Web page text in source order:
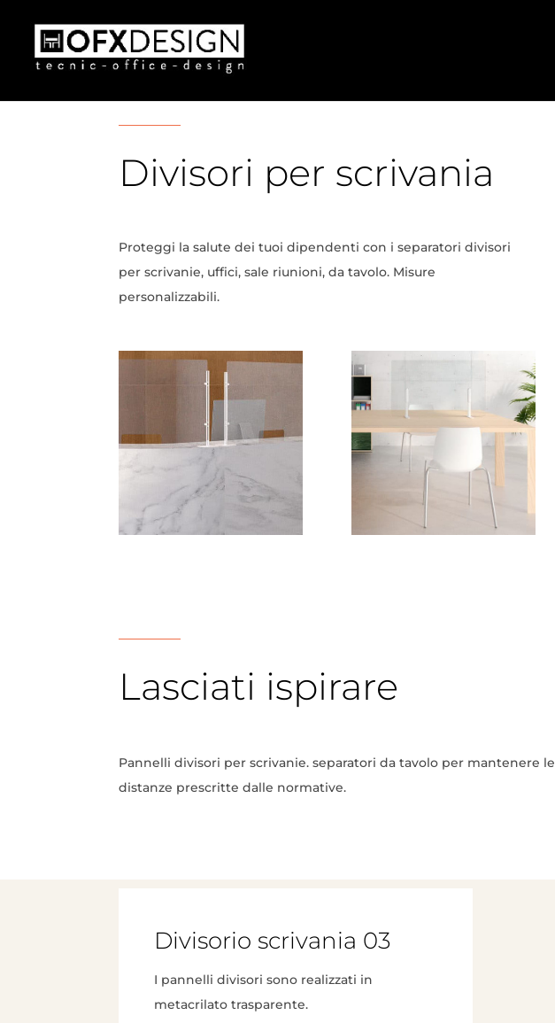
Divisori per scrivania
Proteggi la salute dei tuoi dipendenti con i separatori divisori
per scrivanie, uffici, sale riunioni, da tavolo. Misure
personalizzabili.
Lasciati ispirare
Pannelli divisori per scrivanie. separatori da tavolo per mantenere le
distanze prescritte dalle normative.
Divisorio scrivania 03
I pannelli divisori sono realizzati in
metacrilato trasparente.